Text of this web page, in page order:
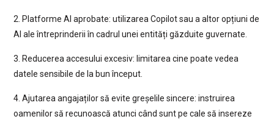
2. Platforme AI aprobate: utilizarea Copilot sau a altor opțiuni de
AI ale întreprinderii în cadrul unei entități găzduite guvernate.
3. Reducerea accesului excesiv: limitarea cine poate vedea
datele sensibile de la bun început.
4. Ajutarea angajaților să evite greșelile sincere: instruirea
oamenilor să recunoască atunci când sunt pe cale să insereze